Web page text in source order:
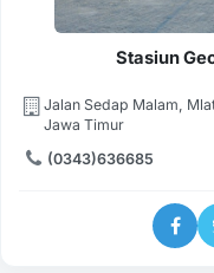
Stasiun
Jalan Sedap Malam,
Jawa Timur
(0343)636685